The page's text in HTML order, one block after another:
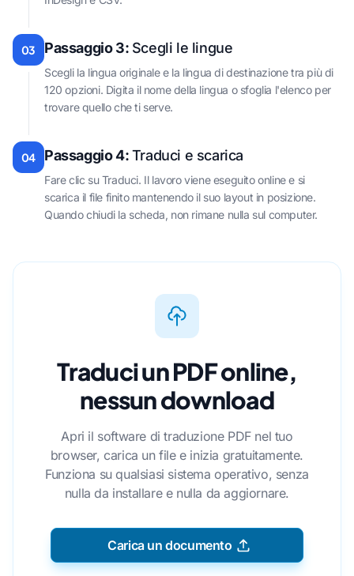
03 Passaggio 3: Scegli le lingue
Scegli la lingua originale e la lingua di destinazione tra più di
120 opzioni. Digita il nome della lingua o sfoglia l'elenco per
trovare quello che ti serve.
04 Passaggio 4:Traduci e scarica
Fare clic su Traduci. Il lavoro viene eseguito online e si
scarica il file finito mantenendo il suo layout in posizione.
Quando chiudi la scheda, non rimane nulla sul computer.
Traduci un PDF online,
nessun download
Apri il software di traduzione PDF nel tuo
browser, carica un file e inizia gratuitamente.
Funziona su qualsiasi sistema operativo, senza
nulla da installare e nulla da aggiornare.
Carica un documento